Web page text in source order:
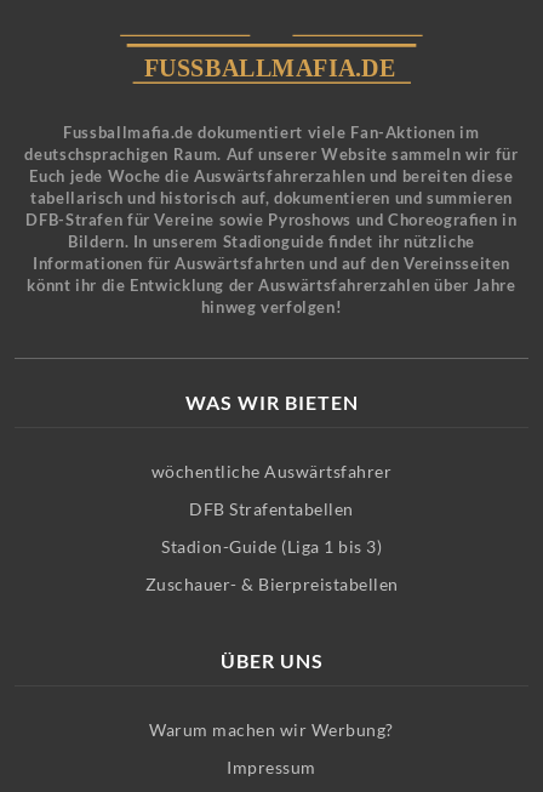
Fussballmafia.de dokumentiert viele Fan-Aktionen im
deutschsprachigen Raum. Auf unserer Website sammeln wir für
Euch jede Woche die Auswärtsfahrerzahlen und bereiten diese
tabellarisch und historisch auf, dokumentieren und summieren
DFB-Strafen für Vereine sowie Pyroshows und Choreografien in
Bildern. In unserem Stadionguide findet ihr nützliche
Informationen für Auswärtsfahrten und auf den Vereinsseiten
könnt ihr die Entwicklung der Auswärtsfahrerzahlen über Jahre
hinweg verfolgen!
WAS WIR BIETEN
wöchentliche Auswärtsfahrer
DFB Strafentabellen
Stadion-Guide (Liga 1 bis 3)
Zuschauer- & Bierpreistabellen
ÜBER UNS
Warum machen wir Werbung?
Impressum